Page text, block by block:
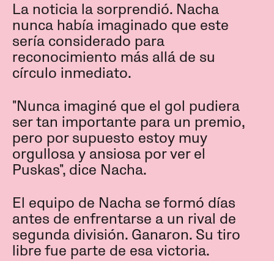
La noticia la sorprendió. Nacha
nunca había imaginado que este
sería considerado para
reconocimiento más allá de su
círculo inmediato.
"Nunca imaginé que el gol pudiera
ser tan importante para un premio,
pero por supuesto estoy muy
orgullosa y ansiosa por ver el
Puskas", dice Nacha.
El equipo de Nacha se formó días
antes de enfrentarse a un rival de
segunda división. Ganaron. Su tiro
libre fue parte de esa victoria.